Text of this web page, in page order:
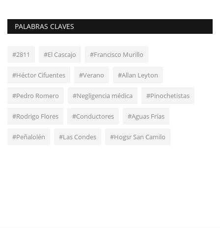
PALABRAS CLAVES
#2811 #El Cascajo #Francisco Murillo
#Héctor Cifuentes #Verano #Allan Leyton
#Pedro Romero #Negligencia médica #Pinochetistas
#Rodrigo Flores #Conductores #Aguas Frías
#Peñalolén #Las Condes #Hogsr San Camilo